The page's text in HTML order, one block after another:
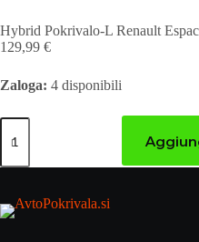
Hybrid Pokrivalo-L Renault
129,99 €
Zaloga: 4 disponibili